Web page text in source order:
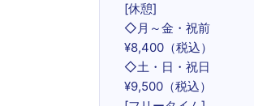
[休憩]
◇月～金・祝前
¥8,400（税込）
◇土・日・祝日
¥9,500（税込）